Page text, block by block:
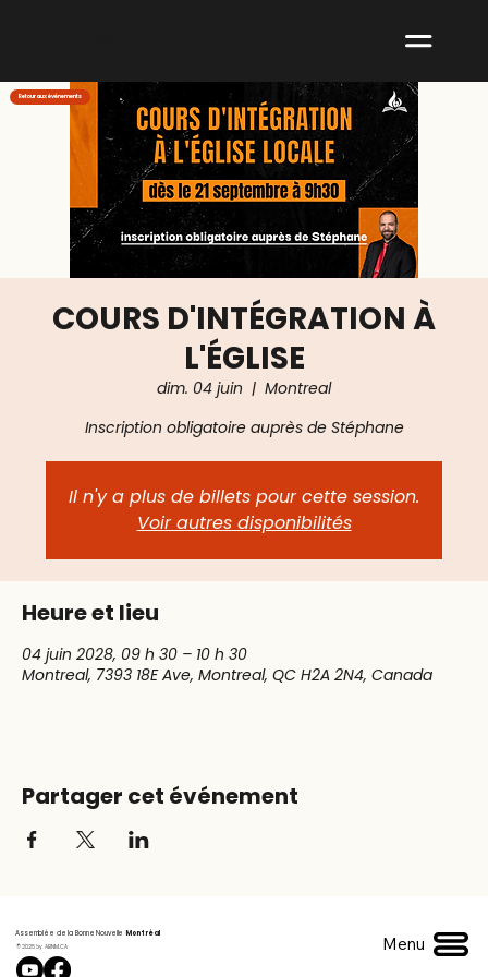
COURS D'INTÉGRATION À
L'ÉGLISE
dim. 04 juin
  |
Montreal
Inscription obligatoire auprès de Stéphane
Il n'y a plus de billets pour cette session.
Voir autres disponibilités
Heure et lieu
04 juin 2028, 09 h 30 – 10 h 30
Montreal, 7393 18E Ave, Montreal, QC H2A 2N4, Canada
Partager cet événement
Retour aux événements
Assemblée de la Bonne Nouvelle Montréal
© 2025 by ABNM.CA Menu